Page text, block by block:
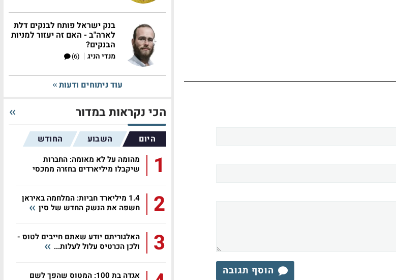
הוסף תגובה
בנק ישראל פותח לבנקים דלת
לארה"ב - האם זה יעזור למניות
הבנקים?
מנדי הניג |
(6)
עוד ניתוחים ודעות
הכי נקראות במדור
היום השבוע החודש
1
מהומה על לא מאומה: החברות
שיקבלו מיליארדים בחזרה ממכסי
2
1.4 מיליארד חביות: המלחמה באיראן
חשפה את הנשק החדש של סין
3
האלגוריתם יודע שאתם חייבים לטוס -
ולכן הכרטיס עלול לעלות...
אגדה בת 100: המטוס שהפך לשם